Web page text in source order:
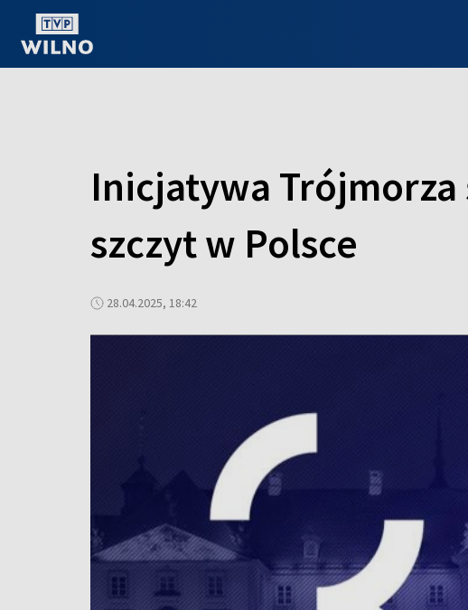
Inicjatywa
szczyt w Polsce
28.04.2025, 18:42